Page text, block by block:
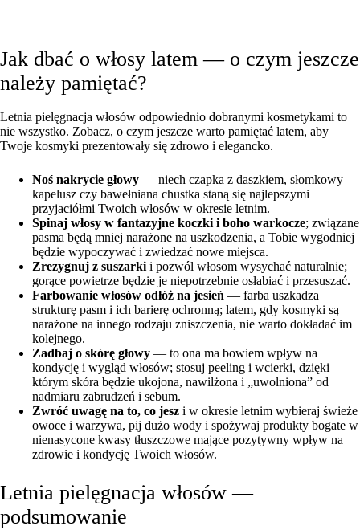
Jak dbać o włosy latem — o czym jeszcze
należy pamiętać?
Letnia pielęgnacja włosów odpowiednio dobranymi kosmetykami to
nie wszystko. Zobacz, o czym jeszcze warto pamiętać latem, aby
Twoje kosmyki prezentowały się zdrowo i elegancko.
Noś nakrycie głowy — niech czapka z daszkiem, słomkowy
kapelusz czy bawełniana chustka staną się najlepszymi
przyjaciółmi Twoich włosów w okresie letnim.
Spinaj włosy w fantazyjne koczki i boho warkocze; związane
pasma będą mniej narażone na uszkodzenia, a Tobie wygodniej
będzie wypoczywać i zwiedzać nowe miejsca.
Zrezygnuj z suszarki i pozwól włosom wysychać naturalnie;
gorące powietrze będzie je niepotrzebnie osłabiać i przesuszać.
Farbowanie włosów odłóż na jesień — farba uszkadza
strukturę pasm i ich barierę ochronną; latem, gdy kosmyki są
narażone na innego rodzaju zniszczenia, nie warto dokładać im
kolejnego.
Zadbaj o skórę głowy — to ona ma bowiem wpływ na
kondycję i wygląd włosów; stosuj peeling i wcierki, dzięki
którym skóra będzie ukojona, nawilżona i „uwolniona” od
nadmiaru zabrudzeń i sebum.
Zwróć uwagę na to, co jesz i w okresie letnim wybieraj świeże
owoce i warzywa, pij dużo wody i spożywaj produkty bogate w
nienasycone kwasy tłuszczowe mające pozytywny wpływ na
zdrowie i kondycję Twoich włosów.
Letnia pielęgnacja włosów —
podsumowanie